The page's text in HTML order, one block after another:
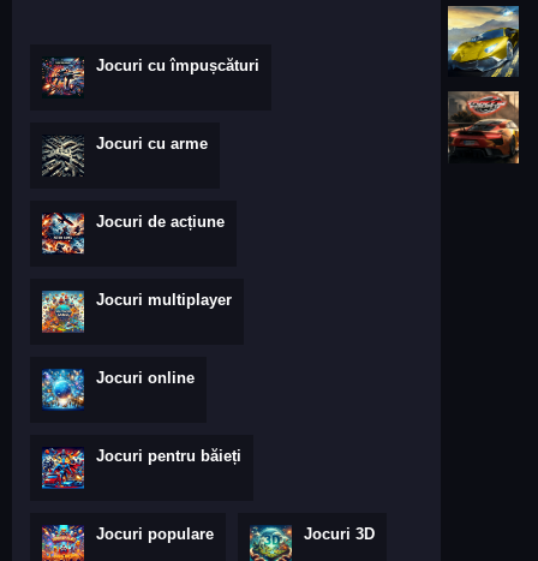
Jocuri cu împușcături
Jocuri cu arme
Jocuri de acțiune
Jocuri multiplayer
Jocuri online
Jocuri pentru băieți
Jocuri populare Jocuri 3D